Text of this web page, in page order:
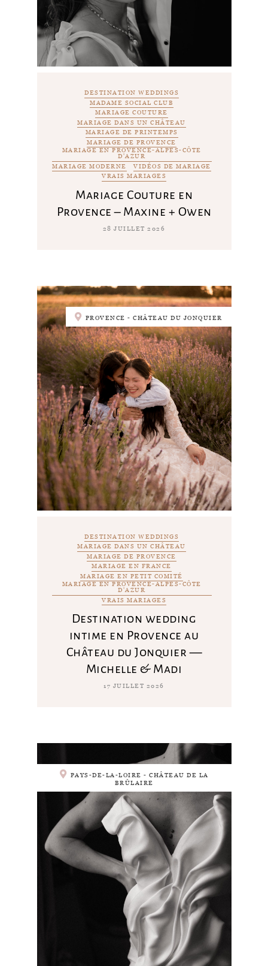
DESTINATION WEDDINGS
MADAME SOCIAL CLUB
MARIAGE COUTURE
MARIAGE DANS UN CHÂTEAU
MARIAGE DE PRINTEMPS
MARIAGE DE PROVENCE
MARIAGE EN PROVENCE-ALPES-CÔTE
D'AZUR
MARIAGE MODERNE
VIDÉOS DE MARIAGE
VRAIS MARIAGES
Mariage Couture en
Provence – Maxine + Owen
28 JUILLET 2026
PROVENCE - CHÂTEAU DU JONQUIER
DESTINATION WEDDINGS
MARIAGE DANS UN CHÂTEAU
MARIAGE DE PROVENCE
MARIAGE EN FRANCE
MARIAGE EN PETIT COMITÉ
MARIAGE EN PROVENCE-ALPES-CÔTE
D'AZUR
VRAIS MARIAGES
Destination wedding
intime en Provence au
Château du Jonquier —
Michelle & Madi
17 JUILLET 2026
PAYS-DE-LA-LOIRE - CHÂTEAU DE LA
BRÛLAIRE